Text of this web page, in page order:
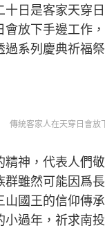
日是客家天穿
放下手邊工作
系列慶典祈福
傳統客家人在天穿日會放
神，代表人們
雖然可能因爲
國王的信仰傳
過年，祈求南